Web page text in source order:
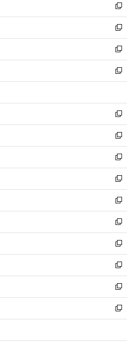
く
で
開
く
ド
ウ
で
開
く
ィ
ン
ド
ウ
で
開
く
い
ウ
ィ
ン
ド
ウ
で
開
新
し
い
ウ
ィ
ン
ド
ウ
開
く
新
し
い
ウ
ィ
ン
ウ
で
開
く
新
し
い
ウ
ン
ド
ウ
で
開
く
新
し
ウ
ィ
ン
ド
ウ
で
開
く
新
し
い
ウ
ィ
ン
ド
ウ
で
開
く
新
し
い
ウ
ィ
ン
ド
ウ
で
開
く
新
し
い
ウ
ィ
ン
ド
ウ
で
開
く
新
し
い
ウ
ィ
ン
ド
ウ
で
開
く
新
し
い
ウ
ィ
ン
ド
ウ
で
開
く
新
し
い
ウ
ィ
ン
ド
ウ
で
開
新
し
い
ウ
ィ
ン
ド
ウ
開
新
し
い
ウ
ィ
ン
ウ
新
し
い
ウ
ン
新
し
ウ